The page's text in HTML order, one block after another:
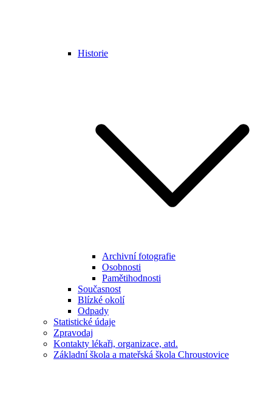
Historie
Archivní fotografie
Osobnosti
Pamětihodnosti
Současnost
Blízké okolí
Odpady
Statistické údaje
Zpravodaj
Kontakty lékaři, organizace, atd.
Základní škola a mateřská škola Chroustovice